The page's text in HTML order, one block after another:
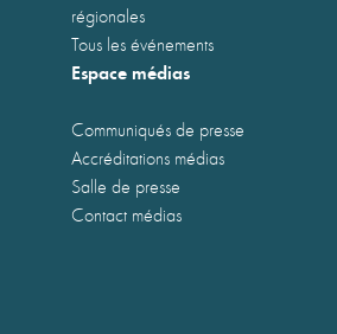
régionales
Tous les événements
Espace médias
Communiqués de presse
Accréditations médias
Salle de presse
Contact médias